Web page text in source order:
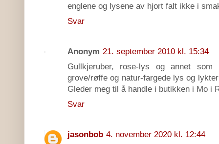
englene og lysene av hjort falt ikke i
Svar
Anonym 21. september 2010 kl. 15:34
Gullkjeruber, rose-lys og annet
grove/røffe og natur-fargede lys og
Gleder meg til å handle i butikken i Mo i
Svar
jasonbob 4. november 2020 kl. 12:44